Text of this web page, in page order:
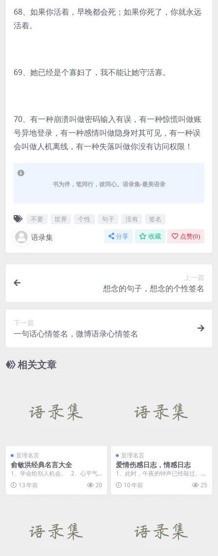
68、如果你活着，早晚都会死；如果你死了，你就永远
活着。
69、她已经是个寡妇了，我不能让她守活寡。
70、有一种崩溃叫做密码输入有误，有一种惊慌叫做账
号异地登录，有一种感情叫做隐身对其可见，有一种误
会叫做人机离线，有一种失落叫做你没有访问权限！
书为伴，笔同行，彼同心。语录集-最美语录
不要 世界 个性 句子 没有 签名
语录集 分享 收藏 点赞(0)
上一篇
想念的句子，想念的个性签名
下一篇
一句话心情签名，微博语录心情签名
相关文章
至理名言
俞敏洪经典名言大全
1、学会给别人机会。 2、心平气
和地接受失败。 3、...
13 年前 20
至理名言
爱情伤感日志，情感日志
1、此时，午夜的钟声已经敲过。孤
寂地坐在床前，十指在冰冷的键盘
上敲击，敲一句你听...
10 年前 25